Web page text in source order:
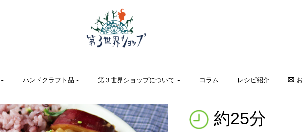
ハンドクラフト品 第３世界ショップについて コラム レシピ紹介
約25分